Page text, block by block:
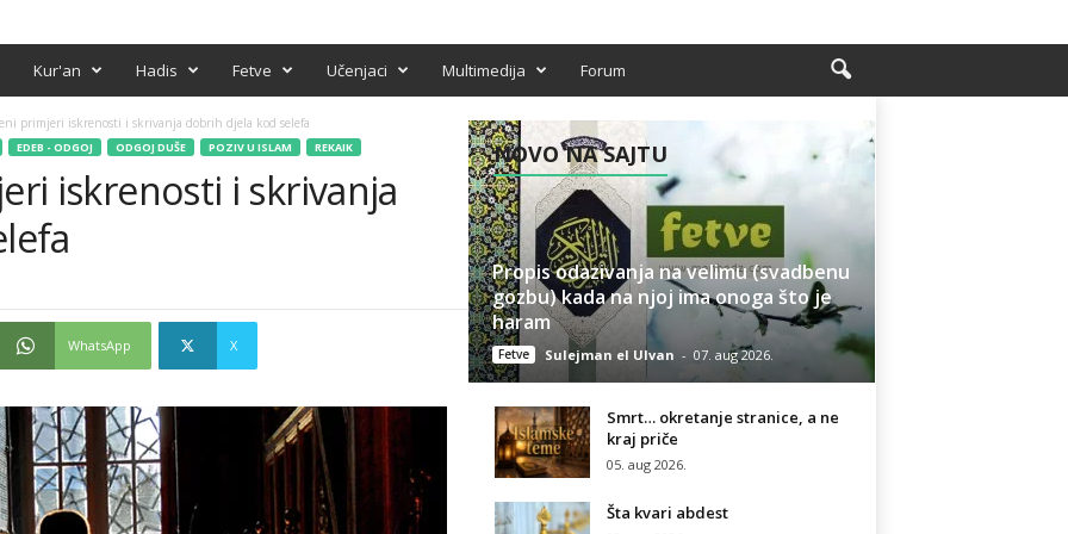
Kur'an Hadis Fetve Učenjaci Multimedija Forum
primjeri iskrenosti i skrivanja dobrih djela kod selefa
EDEB - ODGOJ ODGOJ DUŠE POZIV U ISLAM REKAIK
iskrenosti i skrivanja
WhatsApp X
NOVO NA SAJTU
Propis odazivanja na velimu (svadbenu
gozbu) kada na njoj ima onoga što je
haram
Fetve Sulejman el Ulvan - 07. aug 2026.
Smrt… okretanje stranice, a ne
kraj priče
05. aug 2026.
Šta kvari abdest